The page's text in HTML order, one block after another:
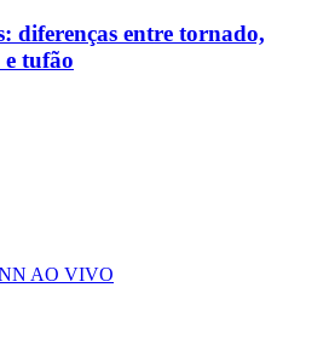
diferenças entre tornado,
tufão
AO VIVO